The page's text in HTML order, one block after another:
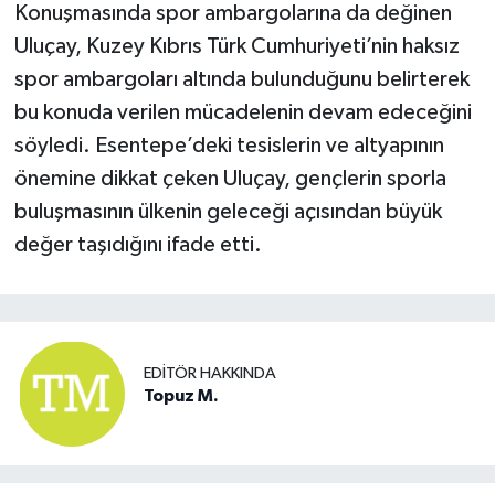
Konuşmasında spor ambargolarına da değinen
Uluçay, Kuzey Kıbrıs Türk Cumhuriyeti’nin haksız
spor ambargoları altında bulunduğunu belirterek
bu konuda verilen mücadelenin devam edeceğini
söyledi. Esentepe’deki tesislerin ve altyapının
önemine dikkat çeken Uluçay, gençlerin sporla
buluşmasının ülkenin geleceği açısından büyük
değer taşıdığını ifade etti.
EDITÖR HAKKINDA
Topuz M.